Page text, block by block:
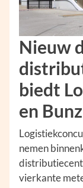
Nieuw
biedt
en
nemen
vierkante